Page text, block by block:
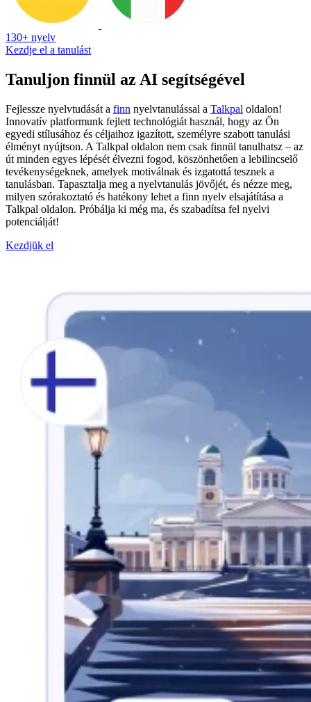
130+ nyelv
Kezdje el a tanulást
Tanuljon finnül az AI segítségével
Fejlessze nyelvtudását a finn nyelvtanulással a Talkpal oldalon!
Innovatív platformunk fejlett technológiát használ, hogy az Ön
egyedi stílusához és céljaihoz igazított, személyre szabott tanulási
élményt nyújtson. A Talkpal oldalon nem csak finnül tanulhatsz – az
út minden egyes lépését élvezni fogod, köszönhetően a lebilincselő
tevékenységeknek, amelyek motiválnak és izgatottá tesznek a
tanulásban. Tapasztalja meg a nyelvtanulás jövőjét, és nézze meg,
milyen szórakoztató és hatékony lehet a finn nyelv elsajátítása a
Talkpal oldalon. Próbálja ki még ma, és szabadítsa fel nyelvi
potenciálját!
Kezdjük el